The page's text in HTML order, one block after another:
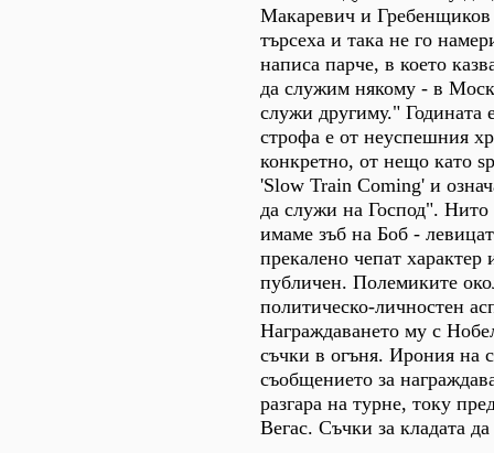
Макаревич и Гребенщиков
търсеха и така не го
написа парче, в което
да служим някому - в
служи другиму." Годината
строфа е от неуспешния
конкретно, от нещо като
'Slow Train Coming' и
да служи на Господ".
имаме зъб на Боб -
прекалено чепат характер
публичен. Полемиките
политическо-личностен
Награждаването му с
съчки в огъня. Ирония на
съобщението за
разгара на турне, току
Вегас. Съчки за кладата